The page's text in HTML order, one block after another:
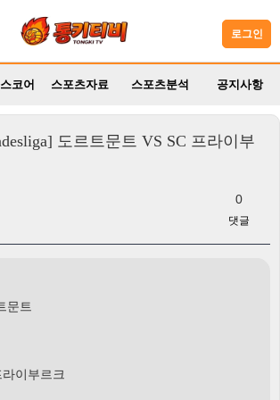
로그인
코어 스포츠자료 스포츠분석 공지사항
도르트문트 VS SC 프라이부
0
댓글
문트
라이부르크